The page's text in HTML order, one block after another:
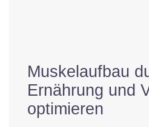
Muskelaufbau
Ernährung und
optimieren